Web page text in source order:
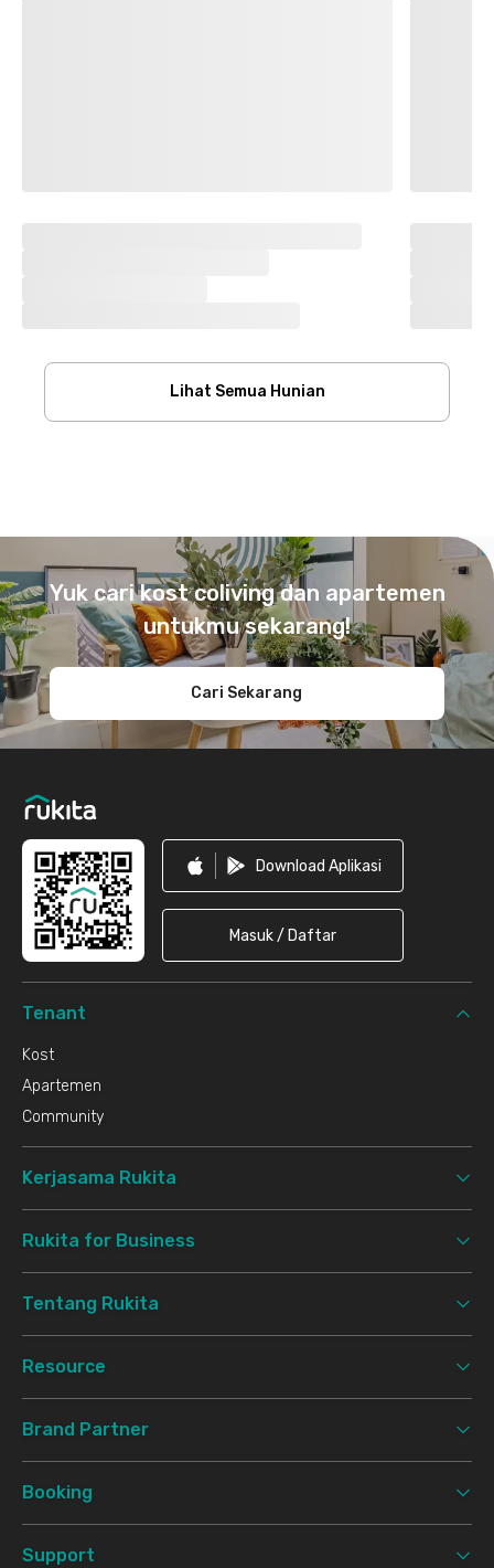
Lihat Semua Hunian
Yuk cari kost coliving dan apartemen
untukmu sekarang!
Cari Sekarang
Download Aplikasi
Masuk / Daftar
Tenant
Kost
Apartemen
Community
Kerjasama Rukita
Rukita for Business
Tentang Rukita
Resource
Brand Partner
Booking
Support